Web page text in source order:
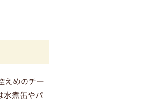
えめのチー
水煮缶やパ